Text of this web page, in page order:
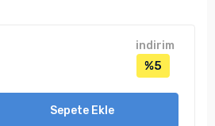
indirim
%5
Sepete Ekle